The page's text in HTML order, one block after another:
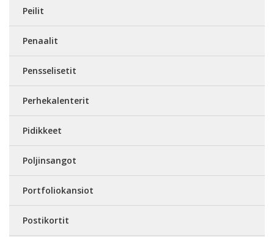
Peilit
Penaalit
Pensselisetit
Perhekalenterit
Pidikkeet
Poljinsangot
Portfoliokansiot
Postikortit